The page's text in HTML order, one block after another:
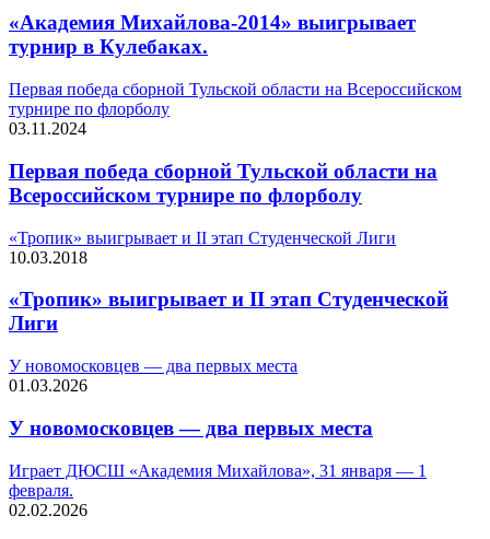
«Академия Михайлова-2014» выигрывает
турнир в Кулебаках.
Первая победа сборной Тульской области на Всероссийском
турнире по флорболу
03.11.2024
Первая победа сборной Тульской области на
Всероссийском турнире по флорболу
«Тропик» выигрывает и II этап Студенческой Лиги
10.03.2018
«Тропик» выигрывает и II этап Студенческой
Лиги
У новомосковцев — два первых места
01.03.2026
У новомосковцев — два первых места
Играет ДЮСШ «Академия Михайлова», 31 января — 1
февраля.
02.02.2026